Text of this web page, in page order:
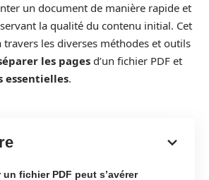
un document de manière rapide et
la qualité du contenu initial. Cet
les diverses méthodes et outils
les pages d’un fichier PDF et
essentielles.
fichier PDF peut s’avérer